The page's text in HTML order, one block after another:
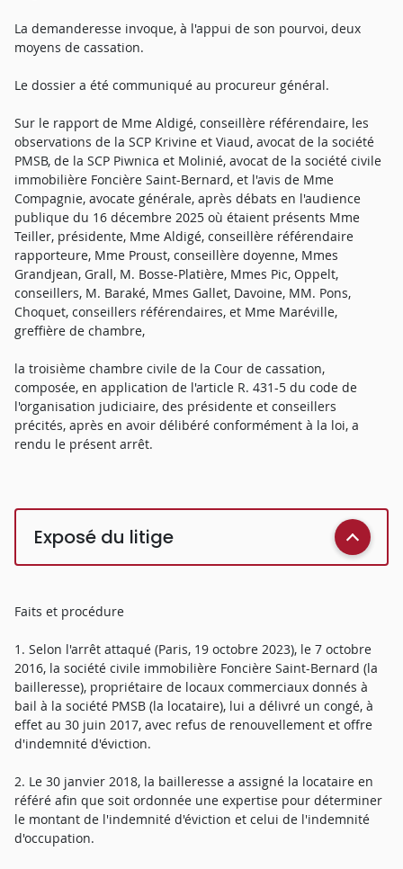
La demanderesse invoque, à l'appui de son pourvoi, deux
moyens de cassation.
Le dossier a été communiqué au procureur général.
Sur le rapport de Mme Aldigé, conseillère référendaire, les
observations de la SCP Krivine et Viaud, avocat de la société
PMSB, de la SCP Piwnica et Molinié, avocat de la société civile
immobilière Foncière Saint-Bernard, et l'avis de Mme
Compagnie, avocate générale, après débats en l'audience
publique du 16 décembre 2025 où étaient présents Mme
Teiller, présidente, Mme Aldigé, conseillère référendaire
rapporteure, Mme Proust, conseillère doyenne, Mmes
Grandjean, Grall, M. Bosse-Platière, Mmes Pic, Oppelt,
conseillers, M. Baraké, Mmes Gallet, Davoine, MM. Pons,
Choquet, conseillers référendaires, et Mme Maréville,
greffière de chambre,
la troisième chambre civile de la Cour de cassation,
composée, en application de l'article R. 431-5 du code de
l'organisation judiciaire, des présidente et conseillers
précités, après en avoir délibéré conformément à la loi, a
rendu le présent arrêt.
Exposé du litige
Faits et procédure
1. Selon l'arrêt attaqué (Paris, 19 octobre 2023), le 7 octobre
2016, la société civile immobilière Foncière Saint-Bernard (la
bailleresse), propriétaire de locaux commerciaux donnés à
bail à la société PMSB (la locataire), lui a délivré un congé, à
effet au 30 juin 2017, avec refus de renouvellement et offre
d'indemnité d'éviction.
2. Le 30 janvier 2018, la bailleresse a assigné la locataire en
référé afin que soit ordonnée une expertise pour déterminer
le montant de l'indemnité d'éviction et celui de l'indemnité
d'occupation.